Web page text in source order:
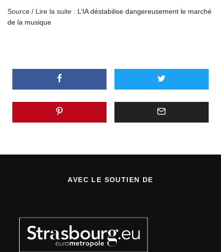
Source / Lire la suite : L’IA déstabilise dangereusement le marché
de la musique
AVEC LE SOUTIEN DE